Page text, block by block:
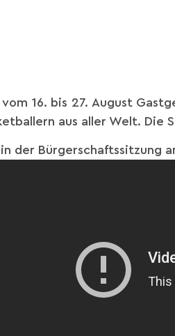
16. bis 27. August
aus aller Welt.
der Bürgerschaftssitzung